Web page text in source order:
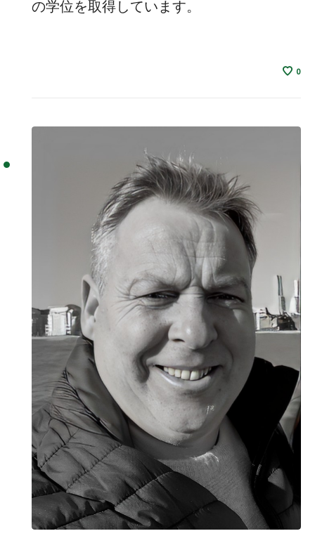
の学位を取得しています。
0